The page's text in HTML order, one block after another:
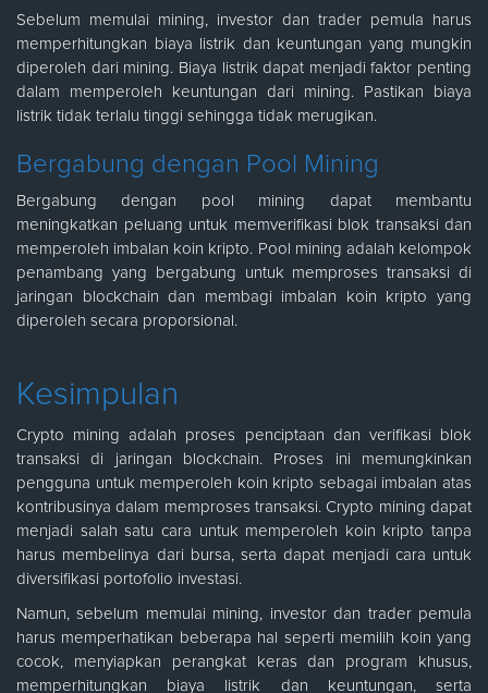
Sebelum memulai mining, investor dan trader pemula harus
memperhitungkan biaya listrik dan keuntungan yang mungkin
diperoleh dari mining. Biaya listrik dapat menjadi faktor penting
dalam memperoleh keuntungan dari mining. Pastikan biaya
listrik tidak terlalu tinggi sehingga tidak merugikan.
Bergabung dengan Pool Mining
Bergabung dengan pool mining dapat membantu
meningkatkan peluang untuk memverifikasi blok transaksi dan
memperoleh imbalan koin kripto. Pool mining adalah kelompok
penambang yang bergabung untuk memproses transaksi di
jaringan blockchain dan membagi imbalan koin kripto yang
diperoleh secara proporsional.
Kesimpulan
Crypto mining adalah proses penciptaan dan verifikasi blok
transaksi di jaringan blockchain. Proses ini memungkinkan
pengguna untuk memperoleh koin kripto sebagai imbalan atas
kontribusinya dalam memproses transaksi. Crypto mining dapat
menjadi salah satu cara untuk memperoleh koin kripto tanpa
harus membelinya dari bursa, serta dapat menjadi cara untuk
diversifikasi portofolio investasi.
Namun, sebelum memulai mining, investor dan trader pemula
harus memperhatikan beberapa hal seperti memilih koin yang
cocok, menyiapkan perangkat keras dan program khusus,
memperhitungkan biaya listrik dan keuntungan, serta